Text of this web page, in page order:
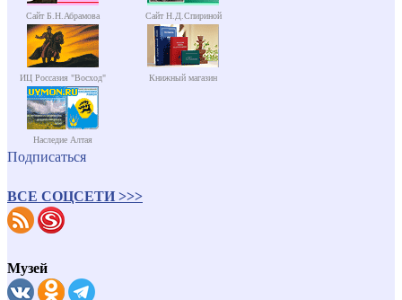
Сайт Б.Н.Абрамова Сайт Н.Д.Спириной
ИЦ Россазия "Восход" Книжный магазин
Наследие Алтая
Подписаться
ВСЕ СОЦСЕТИ >>>
Музей